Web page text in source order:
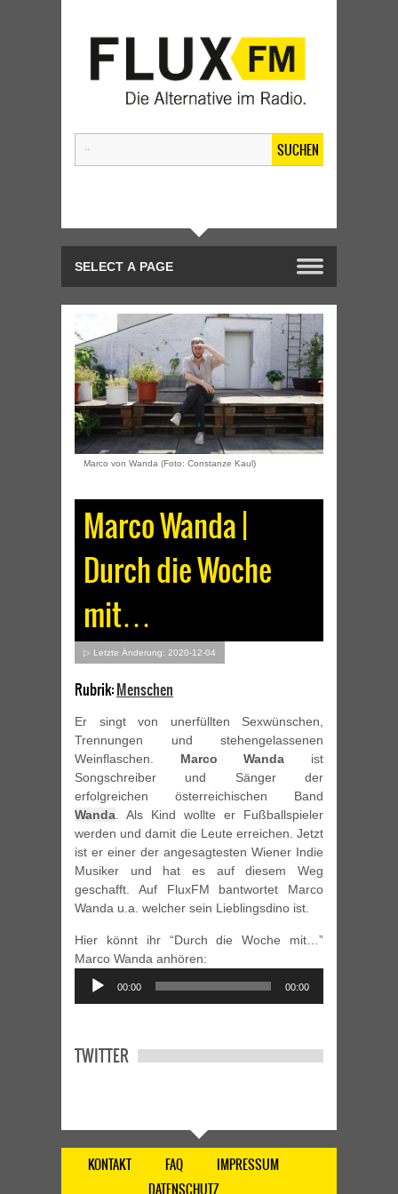
SUCHEN
Marco von Wanda (Foto: Constanze Kaul)
Marco Wanda |
Durch die Woche
mit…
▷ Letzte Änderung: 2020-12-04
Rubrik:Menschen
Er singt von unerfüllten Sexwünschen,
Trennungen und stehengelassenen
Weinflaschen. Marco Wanda ist
Songschreiber und Sänger der
erfolgreichen österreichischen Band
Wanda. Als Kind wollte er Fußballspieler
werden und damit die Leute erreichen. Jetzt
ist er einer der angesagtesten Wiener Indie
Musiker und hat es auf diesem Weg
geschafft. Auf FluxFM bantwortet Marco
Wanda u.a. welcher sein Lieblingsdino ist.
Hier könnt ihr “Durch die Woche mit…”
Marco Wanda anhören:
Audio
Player
00:00 00:00
TWITTER
KONTAKT FAQ
IMPRESSUM
DATENSCHUTZ